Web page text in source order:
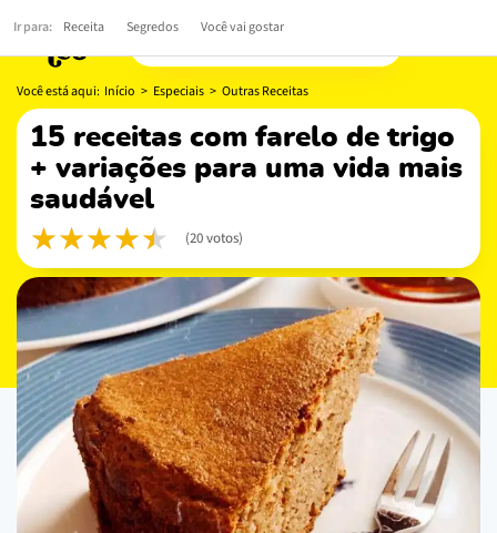
Você está aqui: Início > Especiais > Outras Receitas
15 receitas com farelo de trigo
+ variações para uma vida mais
saudável
(20 votos)
Ir para: Receita Segredos Você vai gostar